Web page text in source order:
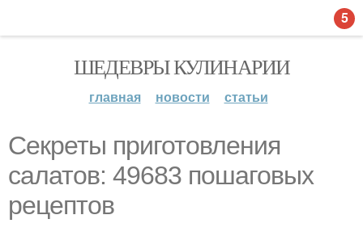
ШЕДЕВРЫ КУЛИНАРИИ
главная новости статьи
Секреты приготовления
салатов: 49683 пошаговых
рецептов
5